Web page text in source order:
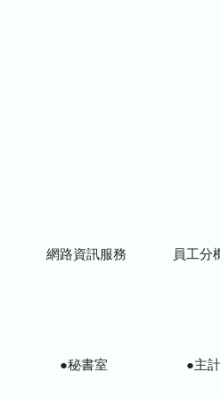
網路資訊服務 員工分
●秘書室 ●主